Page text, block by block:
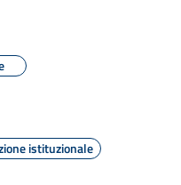
istituzionale